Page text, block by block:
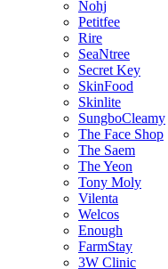
Nohj
Petitfee
Rire
SeaNtree
Secret Key
SkinFood
Skinlite
SungboCleamy
The Face Shop
The Saem
The Yeon
Tony Moly
Vilenta
Welcos
Enough
FarmStay
3W Clinic